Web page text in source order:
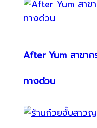
After Yum สาขาก
ทางด่วน